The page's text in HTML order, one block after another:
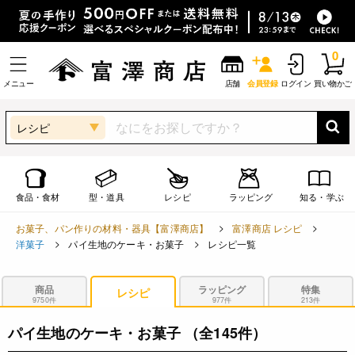
メニュー 店舗 会員登録 ログイン 買い物かご
0
レシピ
食品・食材 型・道具 レシピ ラッピング 知る・学ぶ
お菓子、パン作りの材料・器具【富澤商店】
富澤商店 レシピ
洋菓子
パイ生地のケーキ・お菓子 レシピ一覧
商品
9750件 レシピ ラッピング
977件
特集
213件
パイ生地のケーキ・お菓子 （全145件）